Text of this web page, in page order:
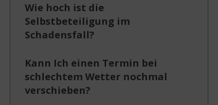
Wie hoch ist die
Selbstbeteiligung im
Schadensfall?
Kann Ich einen Termin bei
schlechtem Wetter nochmal
verschieben?